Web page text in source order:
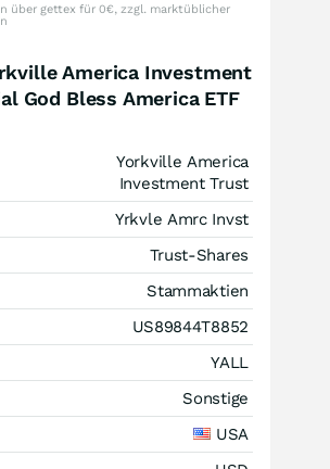
über gettex für 0€, zzgl. marktüblicher
America Investment
God Bless America ETF
Yorkville America
Investment Trust
Yrkvle Amrc Invst
Trust-Shares
Stammaktien
US89844T8852
YALL
Sonstige
USA